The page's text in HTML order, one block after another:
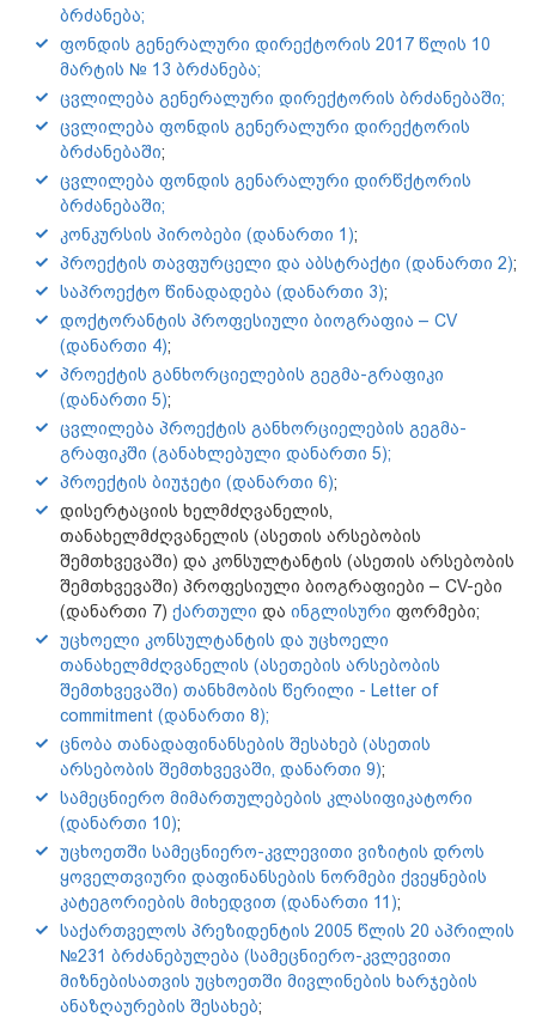
ბრძანება;
ფონდის გენერალური დირექტორის 2017 წლის 10
მარტის № 13 ბრძანება;
ცვლილება გენერალური დირექტორის ბრძანებაში;
ცვლილება ფონდის გენერალური დირექტორის
ბრძანებაში;
ცვლილება ფონდის გენარალური დირწქტორის
ბრძანებაში;
კონკურსის პირობები (დანართი 1);
პროექტის თავფურცელი და აბსტრაქტი (დანართი 2);
საპროექტო წინადადება (დანართი 3);
დოქტორანტის პროფესიული ბიოგრაფია – CV
(დანართი 4);
პროექტის განხორციელების გეგმა-გრაფიკი
(დანართი 5);
ცვლილება პროექტის განხორციელების გეგმა-
გრაფიკში (განახლებული დანართი 5);
პროექტის ბიუჯეტი (დანართი 6);
დისერტაციის ხელმძღვანელის,
თანახელმძღვანელის (ასეთის არსებობის
შემთხვევაში) და კონსულტანტის (ასეთის არსებობის
შემთხვევაში) პროფესიული ბიოგრაფიები – CV-ები
(დანართი 7) ქართული და ინგლისური ფორმები;
უცხოელი კონსულტანტის და უცხოელი
თანახელმძღვანელის (ასეთების არსებობის
შემთხვევაში) თანხმობის წერილი - Letter of
commitment (დანართი 8);
ცნობა თანადაფინანსების შესახებ (ასეთის
არსებობის შემთხვევაში, დანართი 9);
სამეცნიერო მიმართულებების კლასიფიკატორი
(დანართი 10);
უცხოეთში სამეცნიერო-კვლევითი ვიზიტის დროს
ყოველთვიური დაფინანსების ნორმები ქვეყნების
კატეგორიების მიხედვით (დანართი 11);
საქართველოს პრეზიდენტის 2005 წლის 20 აპრილის
№231 ბრძანებულება (სამეცნიერო-კვლევითი
მიზნებისათვის უცხოეთში მივლინების ხარჯების
ანაზღაურების შესახებ;